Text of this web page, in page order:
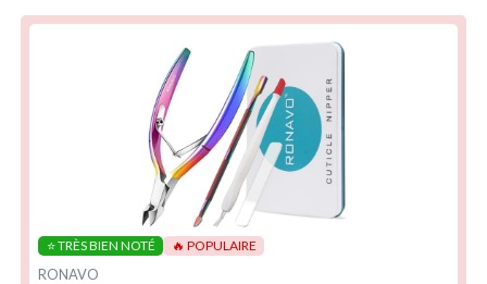
⭐ TRÈS BIEN NOTÉ 🔥 POPULAIRE
RONAVO